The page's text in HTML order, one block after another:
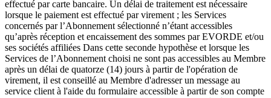
effectué par carte bancaire. Un délai de traitement est nécessaire
lorsque le paiement est effectué par virement ; les Services
concernés par l’Abonnement sélectionné n’étant accessibles
qu’après réception et encaissement des sommes par EVORDE et/ou
ses sociétés affiliées Dans cette seconde hypothèse et lorsque les
Services de l’Abonnement choisi ne sont pas accessibles au Membre
après un délai de quatorze (14) jours à partir de l'opération de
virement, il est conseillé au Membre d'adresser un message au
service client à l'aide du formulaire accessible à partir de son compte